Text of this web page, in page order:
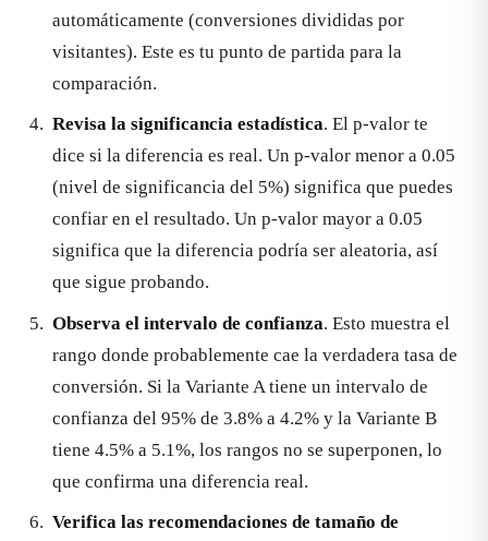
automáticamente (conversiones divididas por
visitantes). Este es tu punto de partida para la
comparación.
Revisa la significancia estadística. El p-valor te
dice si la diferencia es real. Un p-valor menor a 0.05
(nivel de significancia del 5%) significa que puedes
confiar en el resultado. Un p-valor mayor a 0.05
significa que la diferencia podría ser aleatoria, así
que sigue probando.
Observa el intervalo de confianza. Esto muestra el
rango donde probablemente cae la verdadera tasa de
conversión. Si la Variante A tiene un intervalo de
confianza del 95% de 3.8% a 4.2% y la Variante B
tiene 4.5% a 5.1%, los rangos no se superponen, lo
que confirma una diferencia real.
Verifica las recomendaciones de tamaño de